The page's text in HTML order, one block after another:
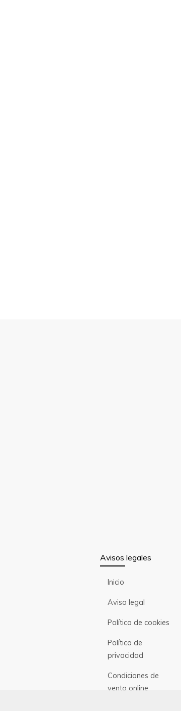
Avisos legales
Inicio
Aviso legal
Política de cookies
Política de
privacidad
Condiciones de
venta online